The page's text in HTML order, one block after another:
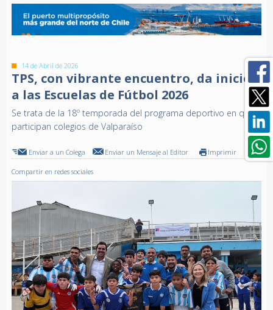
14 de Abril de 2026
TPS, con vibrante encuentro, da inicio
a las Escuelas de Fútbol 2026
Se trata de la 18º temporada del programa deportivo en que
participan colegios de Valparaíso
Enviar a un Colega Enviar un Mensaje al Editor Imprimir
Compartir en redes sociales